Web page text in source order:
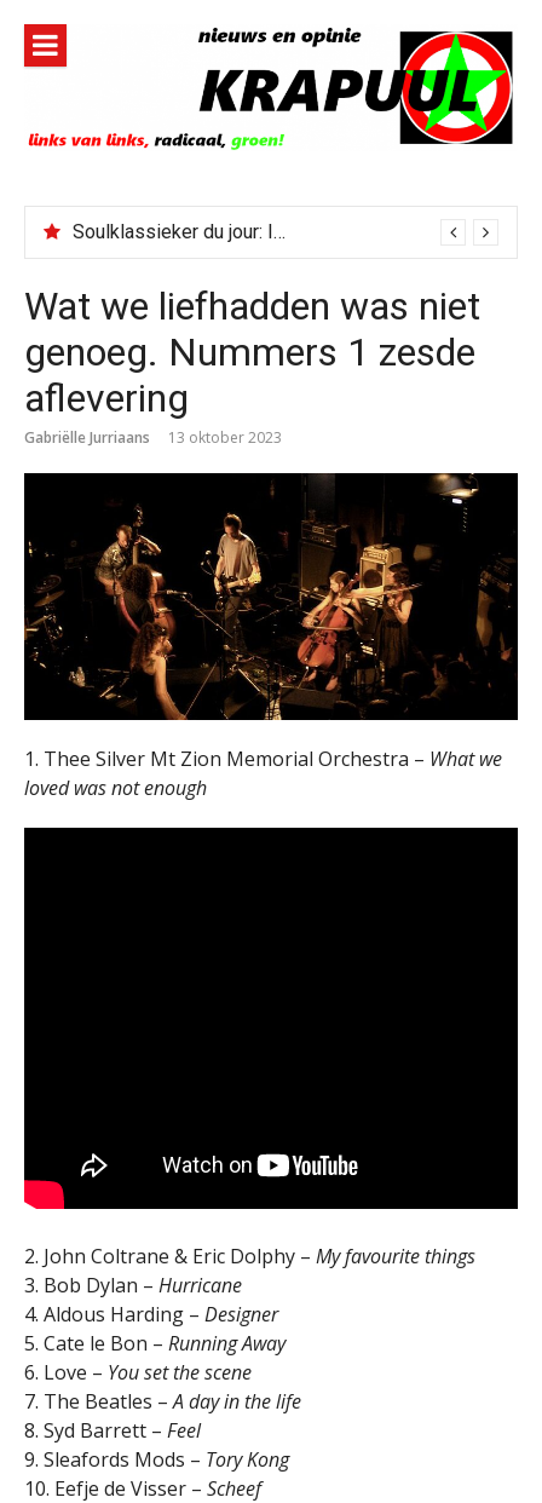
inhoud
Soulklassieker du jour: I Wish It Would Rain
Wat we liefhadden was niet
genoeg. Nummers 1 zesde
aflevering
Gabriëlle Jurriaans 13 oktober 2023
1. Thee Silver Mt Zion Memorial Orchestra – What we
loved was not enough
2. John Coltrane & Eric Dolphy – My favourite things
3. Bob Dylan – Hurricane
4. Aldous Harding – Designer
5. Cate le Bon – Running Away
6. Love – You set the scene
7. The Beatles –A day in the life
8. Syd Barrett – Feel
9. Sleafords Mods – Tory Kong
10. Eefje de Visser – Scheef